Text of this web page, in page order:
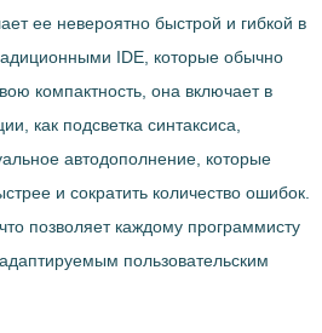
ее невероятно быстрой и гибкой в
IDE, которые обычно
компактность, она включает в
как подсветка синтаксиса,
автодополнение, которые
и сократить количество ошибок.
позволяет каждому программисту
пользовательским